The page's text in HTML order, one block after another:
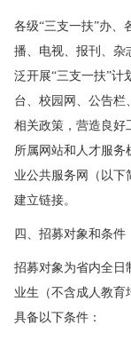
各级“三支一扶”办、
播、电视、报刊、杂
泛开展“三支一扶”计
台、校园网、公告栏
相关政策，营造良好
所属网站和人才服务
业公共服务网（以下
建立链接。
四、招募对象和条件
招募对象为省内全日
业生（不含成人教育
具备以下条件：